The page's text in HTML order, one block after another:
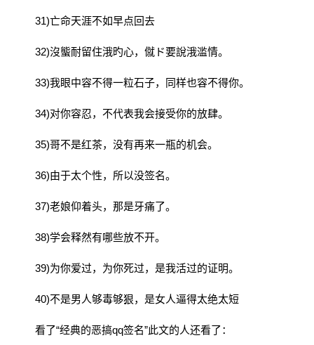
31)亡命天涯不如早点回去
32)沒螚耐留住涐旳心，僦ド要說涐滥情。
33)我眼中容不得一粒石子，同样也容不得你。
34)对你容忍，不代表我会接受你的放肆。
35)哥不是红茶，没有再来一瓶的机会。
36)由于太个性，所以没签名。
37)老娘仰着头，那是牙痛了。
38)学会释然有哪些放不开。
39)为你爱过，为你死过，是我活过的证明。
40)不是男人够毒够狠，是女人逼得太绝太短
看了“经典的恶搞qq签名”此文的人还看了：